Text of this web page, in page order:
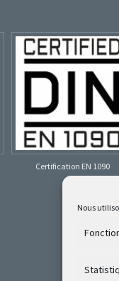
Nous
Certification EN 1090